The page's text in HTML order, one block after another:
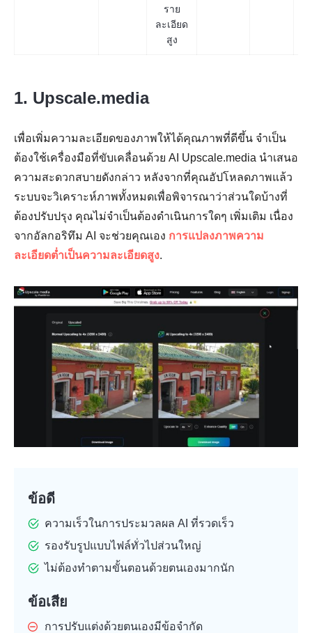
ราย
ละเอียด
สูง
1. Upscale.media
เพื่อเพิ่มความละเอียดของภาพให้ได้คุณภาพที่ดีขึ้น จำเป็น
ต้องใช้เครื่องมือที่ขับเคลื่อนด้วย AI Upscale.media นำเสนอ
ความสะดวกสบายดังกล่าว หลังจากที่คุณอัปโหลดภาพแล้ว
ระบบจะวิเคราะห์ภาพทั้งหมดเพื่อพิจารณาว่าส่วนใดบ้างที่
ต้องปรับปรุง คุณไม่จำเป็นต้องดำเนินการใดๆ เพิ่มเติม เนื่อง
จากอัลกอริทึม AI จะช่วยคุณเอง การแปลงภาพความ
ละเอียดต่ำเป็นความละเอียดสูง.
ข้อดี
ความเร็วในการประมวลผล AI ที่รวดเร็ว
รองรับรูปแบบไฟล์ทั่วไปส่วนใหญ่
ไม่ต้องทำตามขั้นตอนด้วยตนเองมากนัก
ข้อเสีย
การปรับแต่งด้วยตนเองมีข้อจำกัด